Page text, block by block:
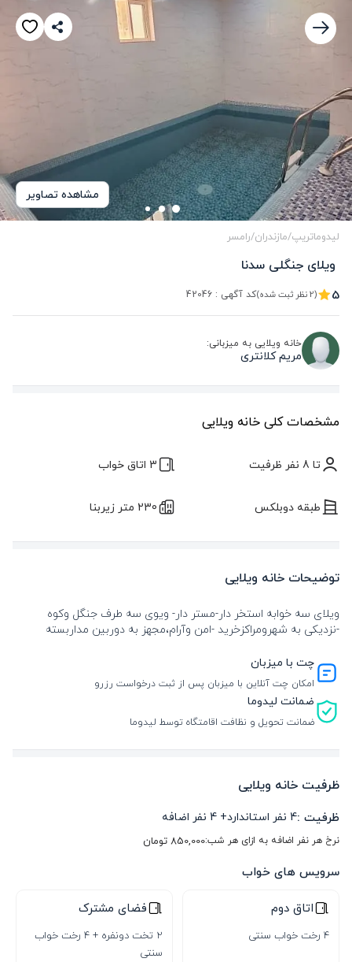
مشاهده تصاویر
لیدوماتریپ/مازندران/رامسر
ویلای جنگلی سدنا
5 (2 نظر ثبت شده) کد آگهی : 42046
خانه ویلایی به میزبانی:
مریم کلانتری
مشخصات کلی خانه ویلایی
تا 8 نفر ظرفیت 3 اتاق خواب
طبقه دوبلکس 230 متر زیربنا
توضیحات خانه ویلایی
ویلای سه خوابه استخر دار-مستر دار- ویوی سه طرف جنگل وکوه
-نزدیکی به شهرومراکزخرید -امن وآرام،مجهز به دوربین مداربسته
چت با میزبان
امکان چت آنلاین با میزبان پس از ثبت درخواست رزرو
ضمانت لیدوما
ضمانت تحویل و نظافت اقامتگاه توسط لیدوما
ظرفیت خانه ویلایی
ظرفیت :4 نفر استاندارد+
4 نفر اضافه
نرخ هر نفر اضافه به ازای هر شب:850,000تومان
سرویس های خواب
اتاق دوم
4 رخت خواب سنتی
فضای مشترک
2 تخت دونفره + 4 رخت خواب
سنتی